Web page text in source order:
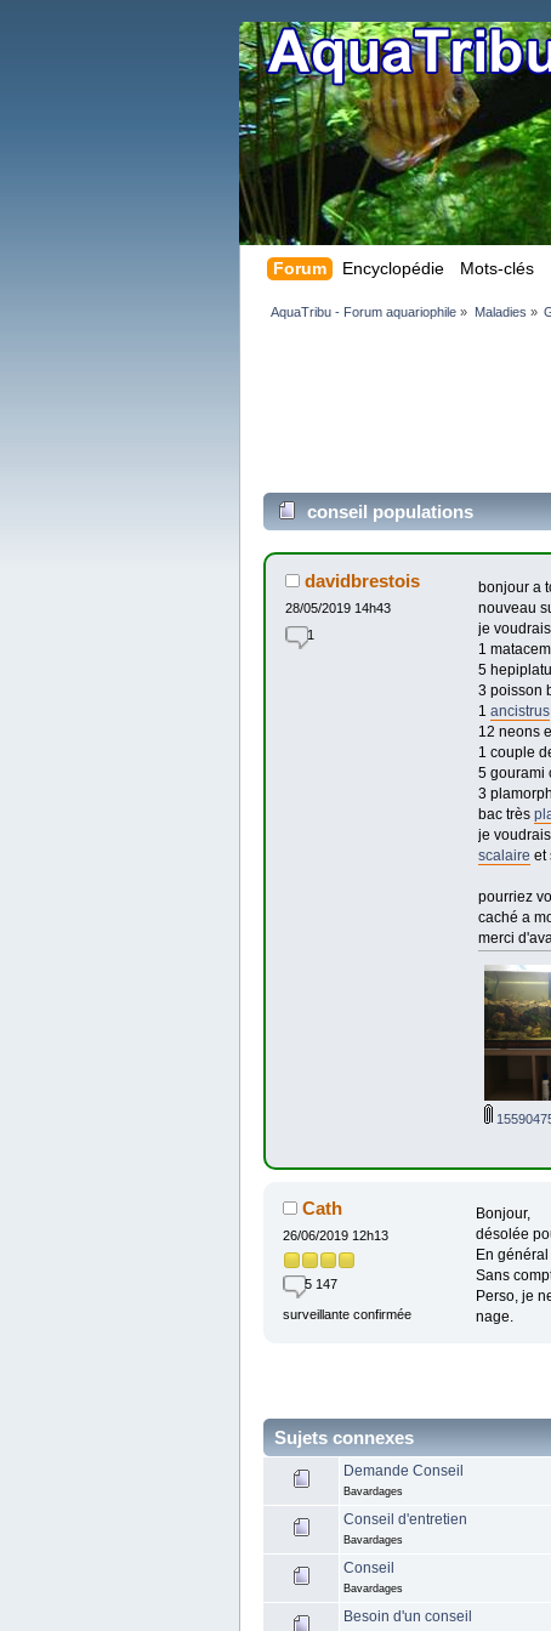
Forum Encyclopédie Mots-clés
AquaTribu - Forum aquariophile » Maladies »
conseil populations
davidbrestois
28/05/2019 14h43
1
bonjour a
nouveau
je
1
5
3 poisson
1 ancistrus
12 neons
1 couple
5 gourami
3
bac très
je
scalaire et
pourriez
caché a
merci
Cath
26/06/2019 12h13
5 147
surveillante confirmée
Bonjour,
désolée
En
Sans
Perso, je
nage.
Sujets connexes
Demande Conseil
Bavardages
Conseil d'entretien
Bavardages
Conseil
Bavardages
Besoin d'un conseil